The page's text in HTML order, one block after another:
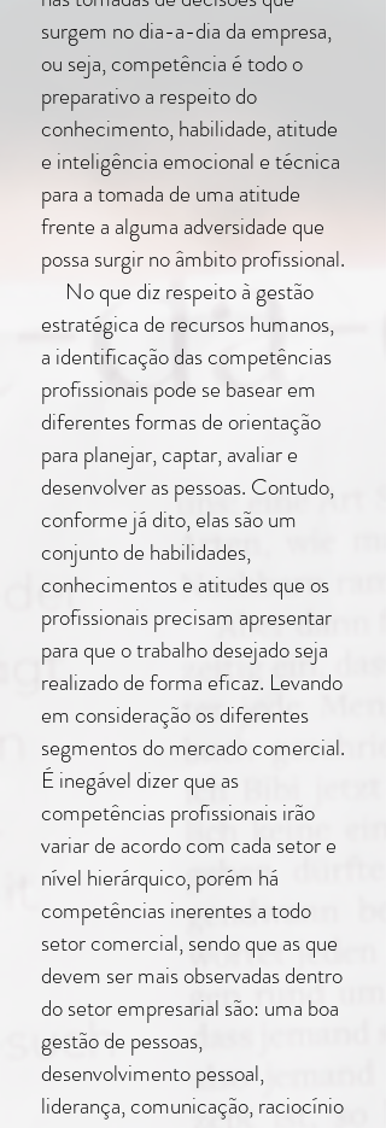
surgem no dia-a-dia da empresa,
ou seja, competência é todo o
preparativo a respeito do
conhecimento, habilidade, atitude
e inteligência emocional e técnica
para a tomada de uma atitude
frente a alguma adversidade que
possa surgir no âmbito profissional.
No que diz respeito à gestão
estratégica de recursos humanos,
a identificação das competências
profissionais pode se basear em
diferentes formas de orientação
para planejar, captar, avaliar e
desenvolver as pessoas. Contudo,
conforme já dito, elas são um
conjunto de habilidades,
conhecimentos e atitudes que os
profissionais precisam apresentar
para que o trabalho desejado seja
realizado de forma eficaz. Levando
em consideração os diferentes
segmentos do mercado comercial.
É inegável dizer que as
competências profissionais irão
variar de acordo com cada setor e
nível hierárquico, porém há
competências inerentes a todo
setor comercial, sendo que as que
devem ser mais observadas dentro
do setor empresarial são: uma boa
gestão de pessoas,
desenvolvimento pessoal,
liderança, comunicação, raciocínio